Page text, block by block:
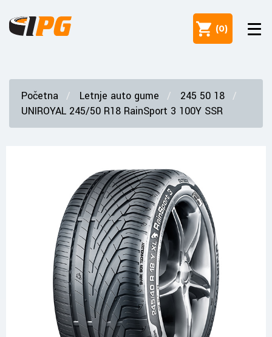
(0)
Početna Letnje auto gume
245 50 18
UNIROYAL 245/50 R18 RainSport 3 100Y SSR